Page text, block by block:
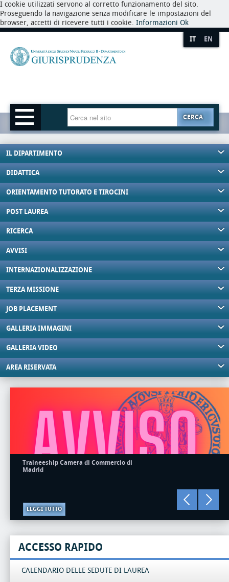
I cookie utilizzati servono al corretto funzionamento del sito.
Proseguendo la navigazione senza modificare le impostazioni del
browser, accetti di ricevere tutti i cookie. Informazioni Ok
IT EN
CERCA
IL DIPARTIMENTO
DIDATTICA
ORIENTAMENTO TUTORATO E TIROCINI
POST LAUREA
RICERCA
AVVISI
INTERNAZIONALIZZAZIONE
TERZA MISSIONE
JOB PLACEMENT
GALLERIA IMMAGINI
GALLERIA VIDEO
AREA RISERVATA
Traineeship Camera di Commercio di
Madrid
LEGGI TUTTO
ACCESSO RAPIDO
CALENDARIO DELLE SEDUTE DI LAUREA